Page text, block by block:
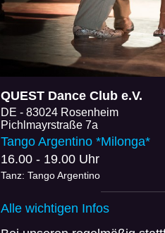
QUEST Dance Club e.V.
DE
83024 Rosenheim
Pichlmayrstraße 7a
Tango Argentino *Milonga*
16.00 - 19.00 Uhr
Tanz: Tango Argentino
Alle wichtigen Infos